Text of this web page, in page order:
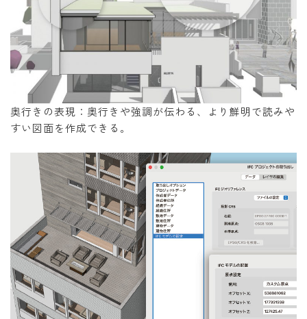
奥行きの表現：奥行きや強調が伝わる、より鮮明で読みや
すい図面を作成できる。